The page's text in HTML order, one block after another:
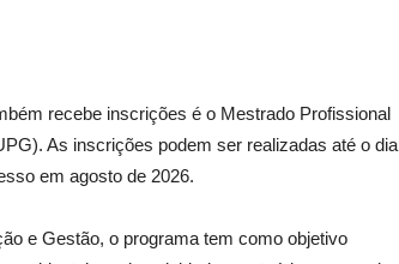
recebe inscrições é o Mestrado Profissional
As inscrições podem ser realizadas até o dia
em agosto de 2026.
e Gestão, o programa tem como objetivo